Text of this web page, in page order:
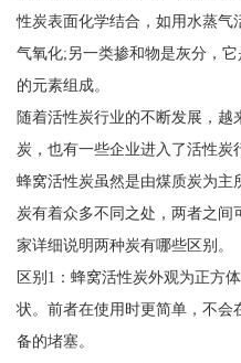
性炭表面化学结合，如用水蒸
气氧化;另一类掺和物是灰分，
的元素组成。
随着活性炭行业的不断发展，
炭，也有一些企业进入了活性炭
蜂窝活性炭虽然是由煤质炭为主
炭有着众多不同之处，两者之
家详细说明两种炭有哪些区别。
区别1：蜂窝活性炭外观为正方
状。前者在使用时更简单，不
备的堵塞。